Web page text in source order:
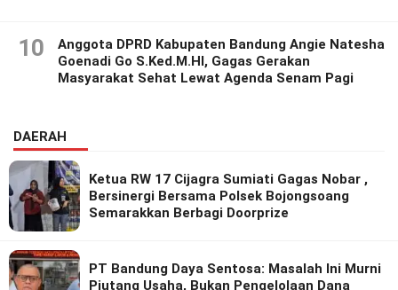
10
Anggota DPRD Kabupaten Bandung Angie Natesha
Goenadi Go S.Ked.M.HI, Gagas Gerakan
Masyarakat Sehat Lewat Agenda Senam Pagi
DAERAH
Ketua RW 17 Cijagra Sumiati Gagas Nobar ,
Bersinergi Bersama Polsek Bojongsoang
Semarakkan Berbagi Doorprize
PT Bandung Daya Sentosa: Masalah Ini Murni
Piutang Usaha, Bukan Pengelolaan Dana